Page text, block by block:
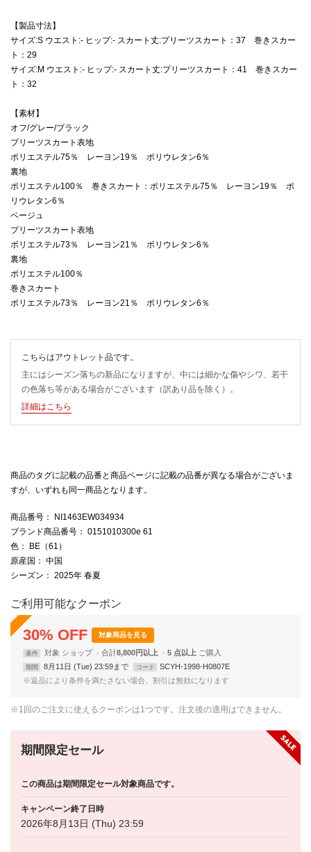
【製品寸法】
サイズ:S ウエスト:- ヒップ:- スカート丈:プリーツスカート：37 巻きスカー
ト：29
サイズ:M ウエスト:- ヒップ:- スカート丈:プリーツスカート：41 巻きスカー
ト：32
【素材】
オフ/グレー/ブラック
プリーツスカート表地
ポリエステル75％ レーヨン19％ ポリウレタン6％
裏地
ポリエステル100％ 巻きスカート：ポリエステル75％ レーヨン19％ ポ
リウレタン6％
ベージュ
プリーツスカート表地
ポリエステル73％ レーヨン21％ ポリウレタン6％
裏地
ポリエステル100％
巻きスカート
ポリエステル73％ レーヨン21％ ポリウレタン6％
こちらはアウトレット品です。
主にはシーズン落ちの新品になりますが、中には細かな傷やシワ、若干
の色落ち等がある場合がございます（訳あり品を除く）。
詳細はこちら
商品のタグに記載の品番と商品ページに記載の品番が異なる場合がございま
すが、いずれも同一商品となります。
商品番号 ： NI1463EW034934
ブランド商品番号 ： 0151010300e 61
色 ： BE（61）
原産国 ： 中国
シーズン ： 2025年 春夏
ご利用可能なクーポン
30% OFF 対象商品を見る
条件 対象 ショップ 合計8,800円以上 5 点以上
期間 8月11日 (Tue) 23:59まで コード
SCYH-1998-H0807E
※返品により条件を満たさない場合、割引は無効になります
※1回のご注文に使えるクーポンは1つです。注文後の適用はできません。
期間限定セール
この商品は期間限定セール対象商品です。
キャンペーン終了日時
2026年8月13日 (Thu) 23:59